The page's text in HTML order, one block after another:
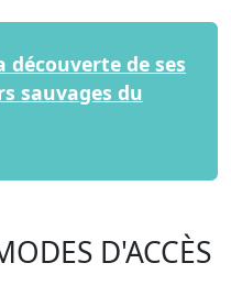
découverte de ses
sauvages du
D'ACCÈS